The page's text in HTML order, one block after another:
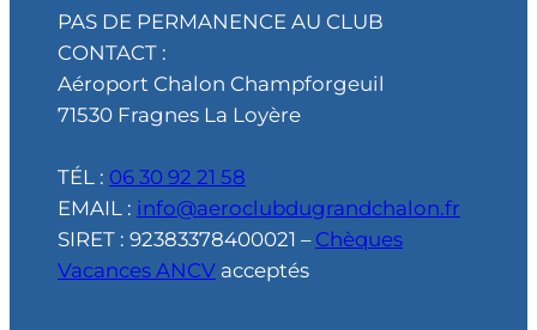
PAS DE PERMANENCE AU CLUB
CONTACT :
Aéroport Chalon Champforgeuil
71530 Fragnes La Loyère
TÉL : 06 30 92 21 58
EMAIL : info@aeroclubdugrandchalon.fr
SIRET : 92383378400021 – Chèques
Vacances ANCV acceptés